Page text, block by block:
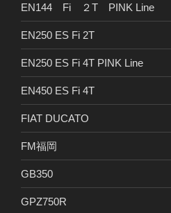
EN144 Fi ２T PINK Line
EN250 ES Fi 2T
EN250 ES Fi 4T PINK Line
EN450 ES Fi 4T
FIAT DUCATO
FM福岡
GB350
GPZ750R